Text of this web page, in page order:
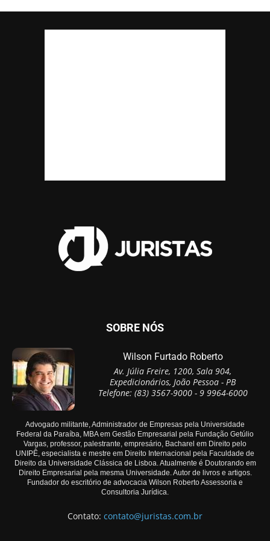
SOBRE NÓS
Wilson Furtado Roberto
Av. Júlia Freire, 1200, Sala 904,
Expedicionários, João Pessoa - PB
Telefone: (83) 3567-9000 - 9 9964-6000
Advogado militante, Administrador de Empresas pela Universidade
Federal da Paraíba, MBA em Gestão Empresarial pela Fundação Getúlio
Vargas, professor, palestrante, empresário, Bacharel em Direito pelo
UNIPÊ, especialista e mestre em Direito Internacional pela Faculdade de
Direito da Universidade Clássica de Lisboa. Atualmente é Doutorando em
Direito Empresarial pela mesma Universidade. Autor de livros e artigos.
Fundador do escritório de advocacia Wilson Roberto Assessoria e
Consultoria Jurídica.
Contato: contato@juristas.com.br